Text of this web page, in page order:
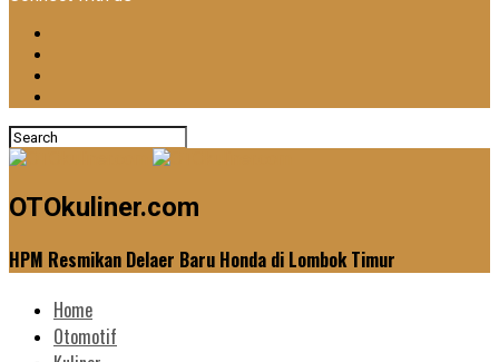
OTOkuliner.com
HPM Resmikan Delaer Baru Honda di Lombok Timur
Home
Otomotif